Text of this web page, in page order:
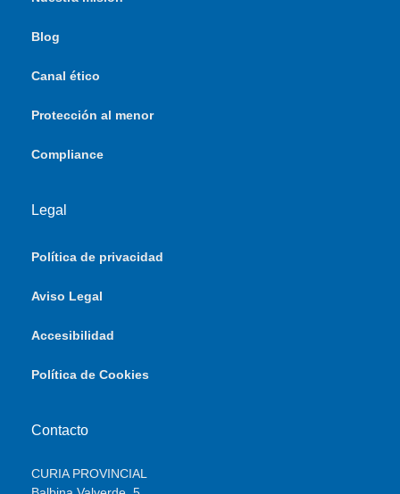
Blog
Canal ético
Protección al menor
Compliance
Legal
Política de privacidad
Aviso Legal
Accesibilidad
Política de Cookies
Contacto
CURIA PROVINCIAL